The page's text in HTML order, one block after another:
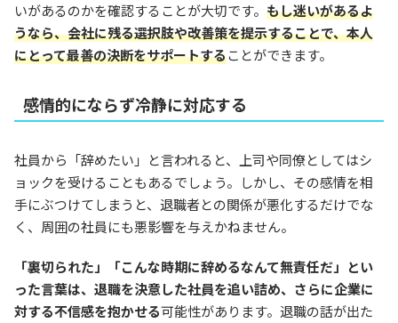
いがあるのかを確認することが大切です。 もし迷いがあるよ
うなら、会社に残る選択肢や改善策を提示することで、本人
にとって最善の決断をサポートすることができます。
感情的にならず冷静に対応する
社員から「辞めたい」と言われると、上司や同僚としてはシ
ョックを受けることもあるでしょう。しかし、その感情を相
手にぶつけてしまうと、退職者との関係が悪化するだけでな
く、周囲の社員にも悪影響を与えかねません。
「裏切られた」「こんな時期に辞めるなんて無責任だ」とい
った言葉は、退職を決意した社員を追い詰め、さらに企業に
対する不信感を抱かせる可能性があります。退職の話が出た